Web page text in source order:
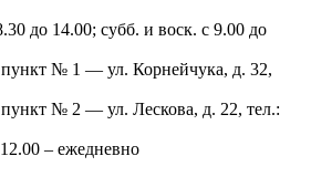
до 14.00; субб. и воск. с 9.00 до
№ 1 — ул. Корнейчука, д. 32,
№ 2 — ул. Лескова, д. 22, тел.:
– ежедневно